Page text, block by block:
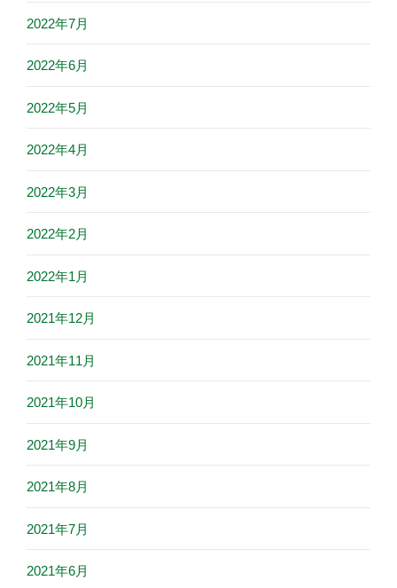
2022年7月
2022年6月
2022年5月
2022年4月
2022年3月
2022年2月
2022年1月
2021年12月
2021年11月
2021年10月
2021年9月
2021年8月
2021年7月
2021年6月